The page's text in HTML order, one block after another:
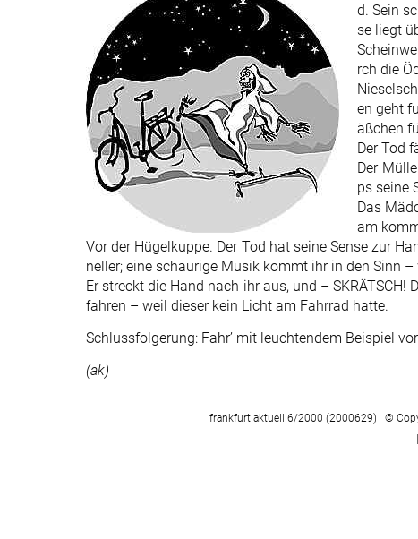
d. Sein
se liegt
rch die
en geht
äßchen
Der Tod
Der
ps seine
Das
am
Vor der Hügelkuppe. Der Tod hat seine Sense zur
neller; eine schaurige Musik kommt ihr in den Sinn –
Er streckt die Hand nach ihr aus, und –
fahren – weil dieser kein Licht am Fahrrad hatte.
Schlussfolgerung: Fahr’ mit leuchtendem Beispiel
(ak)
frankfurt aktuell 6/2000 (2000629) ©
|